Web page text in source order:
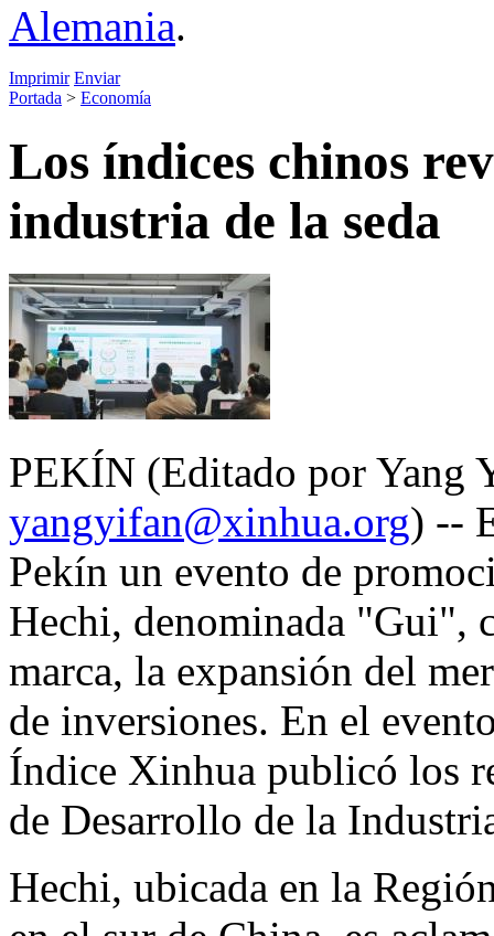
Alemania.
Imprimir Enviar
Portada > Economía
Los índices chinos
industria de la seda
PEKÍN (Editado por Yang
yangyifan@xinhua.org) --
Pekín un evento de
Hechi, denominada "Gui",
marca, la expansión del
de inversiones. En el
Índice Xinhua publicó los
de Desarrollo de la
Hechi, ubicada en la